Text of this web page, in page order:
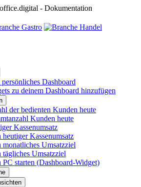
- Dokumentation
Dashboard
zu deinem Dashboard hinzufügen
der bedienten Kunden heute
Kunden heute
Kassenumsatz
heutiger Kassenumsatz
monatliches Umsatzziel
tägliches Umsatzziel
PC starten (Dashboard-Widget)